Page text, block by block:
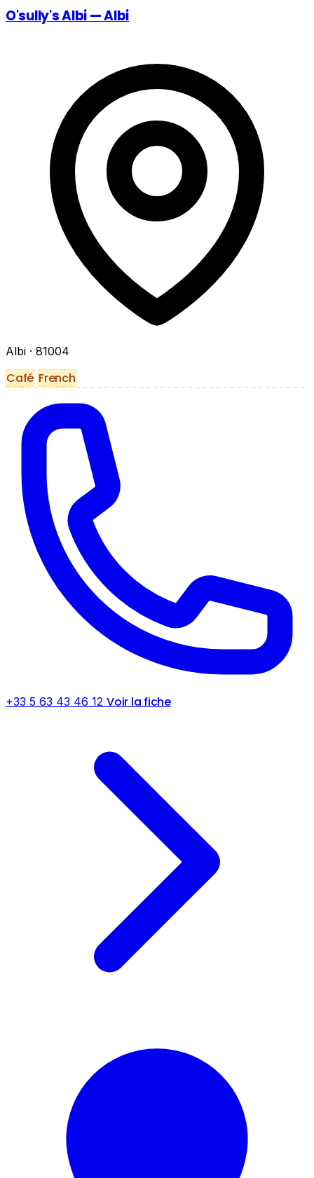
O'sully's Albi — Albi
Albi · 81004
Café French
+33 5 63 43 46 12 Voir la fiche